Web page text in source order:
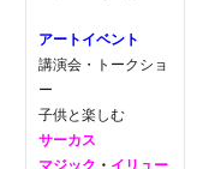
アートイベント
講演会・トークショ
ー
子供と楽しむ
サーカス
マジック ・ イリュー